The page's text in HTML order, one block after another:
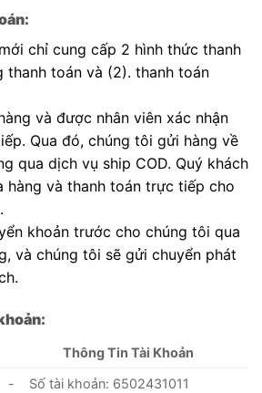
chỉ cung cấp 2 hình thức thanh
thanh toán và (2). thanh toán
và được nhân viên xác nhận
Qua đó, chúng tôi gửi hàng về
qua dịch vụ ship COD. Quý khách
hàng và thanh toán trực tiếp cho
khoản trước cho chúng tôi qua
và chúng tôi sẽ gửi chuyển phát
Thông Tin Tài Khoản
- Số tài khoản: 6502431011